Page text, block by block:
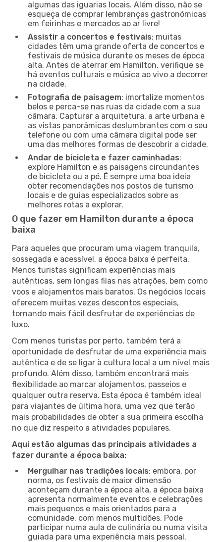
algumas das iguarias locais. Além disso, não se
esqueça de comprar lembranças gastronómicas
em feirinhas e mercados ao ar livre!
Assistir a concertos e festivais: muitas
cidades têm uma grande oferta de concertos e
festivais de música durante os meses de época
alta. Antes de aterrar em Hamilton, verifique se
há eventos culturais e música ao vivo a decorrer
na cidade.
Fotografia de paisagem: imortalize momentos
belos e perca-se nas ruas da cidade com a sua
câmara. Capturar a arquitetura, a arte urbana e
as vistas panorâmicas deslumbrantes com o seu
telefone ou com uma câmara digital pode ser
uma das melhores formas de descobrir a cidade.
Andar de bicicleta e fazer caminhadas:
explore Hamilton e as paisagens circundantes
de bicicleta ou a pé. É sempre uma boa ideia
obter recomendações nos postos de turismo
locais e de guias especializados sobre as
melhores rotas a explorar.
O que fazer em Hamilton durante a época
baixa
Para aqueles que procuram uma viagem tranquila,
sossegada e acessível, a época baixa é perfeita.
Menos turistas significam experiências mais
autênticas, sem longas filas nas atrações, bem como
voos e alojamentos mais baratos. Os negócios locais
oferecem muitas vezes descontos especiais,
tornando mais fácil desfrutar de experiências de
luxo.
Com menos turistas por perto, também terá a
oportunidade de desfrutar de uma experiência mais
autêntica e de se ligar à cultura local a um nível mais
profundo. Além disso, também encontrará mais
flexibilidade ao marcar alojamentos, passeios e
qualquer outra reserva. Esta época é também ideal
para viajantes de última hora, uma vez que terão
mais probabilidades de obter a sua primeira escolha
no que diz respeito a atividades populares.
Aqui estão algumas das principais atividades a
fazer durante a época baixa:
Mergulhar nas tradições locais: embora, por
norma, os festivais de maior dimensão
aconteçam durante a época alta, a época baixa
apresenta normalmente eventos e celebrações
mais pequenos e mais orientados para a
comunidade, com menos multidões. Pode
participar numa aula de culinária ou numa visita
guiada para uma experiência mais pessoal.